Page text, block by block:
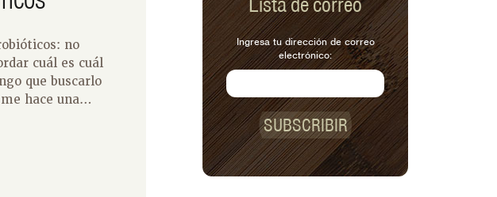
no
cuál es cuál
que buscarlo
hace una
Ingresa tu dirección de correo
electrónico:
SUBSCRIBIR